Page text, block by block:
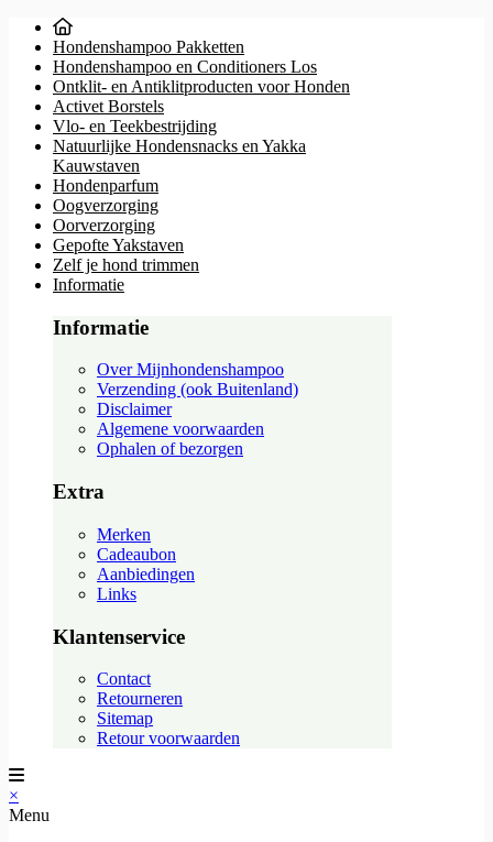
Hondenshampoo Pakketten
Hondenshampoo en Conditioners Los
Ontklit- en Antiklitproducten voor Honden
Activet Borstels
Vlo- en Teekbestrijding
Natuurlijke Hondensnacks en Yakka
Kauwstaven
Hondenparfum
Oogverzorging
Oorverzorging
Gepofte Yakstaven
Zelf je hond trimmen
Informatie
Informatie
Over Mijnhondenshampoo
Verzending (ook Buitenland)
Disclaimer
Algemene voorwaarden
Ophalen of bezorgen
Extra
Merken
Cadeaubon
Aanbiedingen
Links
Klantenservice
Contact
Retourneren
Sitemap
Retour voorwaarden
×
Menu